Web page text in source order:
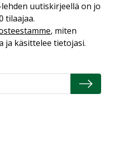
uutiskirjeellä on jo
tilaajaa.
, miten
ja käsittelee tietojasi.